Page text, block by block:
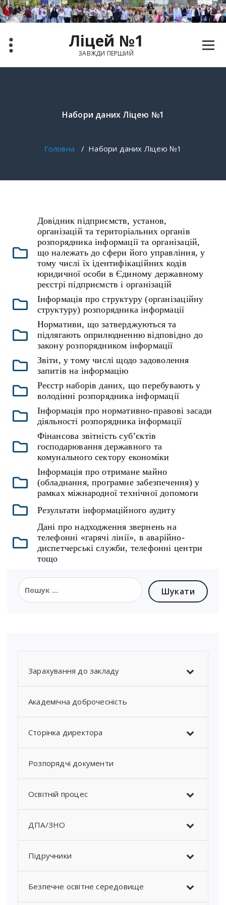
Ліцей №1
ЗАВЖДИ ПЕРШИЙ
Набори даних Ліцею №1
Головна / Набори даних Ліцею №1
Довідник підприємств, установ,
організацій та територіальних органів
розпорядника інформації та організацій,
що належать до сфери його управління, у
тому числі їх ідентифікаційних кодів
юридичної особи в Єдиному державному
реєстрі підприємств і організацій
Інформація про структуру (організаційну
структуру) розпорядника інформації
Нормативи, що затверджуються та
підлягають оприлюдненню відповідно до
закону розпорядником інформації
Звіти, у тому числі щодо задоволення
запитів на інформацію
Реєстр наборів даних, що перебувають у
володінні розпорядника інформації
Інформація про нормативно-правові засади
діяльності розпорядника інформації
Фінансова звітність суб’єктів
господарювання державного та
комунального сектору економіки
Інформація про отримане майно
(обладнання, програмне забезпечення) у
рамках міжнародної технічної допомоги
Результати інформаційного аудиту
Дані про надходження звернень на
телефонні «гарячі лінії», в аварійно-
диспетчерські служби, телефонні центри
тощо
Зарахування до закладу
Академічна доброчесність
Сторінка директора
Розпорядчі документи
Освітній процес
ДПА/ЗНО
Підручники
Безпечне освітне середовище